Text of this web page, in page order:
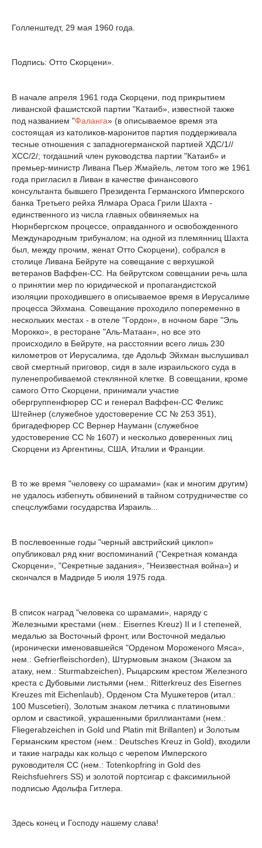
Голленштедт, 29 мая 1960 года.
Подпись: Отто Скорцени».
В начале апреля 1961 года Скорцени, под прикрытием
ливанской фашистской партии "Катаиб», известной также
под названием "Фаланга» (в описываемое время эта
состоящая из католиков-маронитов партия поддерживала
тесные отношения с западногерманской партией ХДС/1//
ХСС/2/; тогдашний член руководства партии "Катаиб» и
премьер-министр Ливана Пьер Жмайель, летом того же 1961
года пригласил в Ливан в качестве финансового
консультанта бывшего Президента Германского Имперского
банка Третьего рейха Ялмара Ораса Грили Шахта -
единственного из числа главных обвиняемых на
Нюрнбергском процессе, оправданного и освобожденного
Международным трибуналом; на одной из племянниц Шахта
был, между прочим, женат Отто Скорцени), собрался в
столице Ливана Бейруте на совещание с верхушкой
ветеранов Ваффен-СС. На бейрутском совещании речь шла
о принятии мер по юридической и пропагандистской
изоляции проходившего в описываемое время в Иерусалиме
процесса Эйхмана. Совещание проходило попеременно в
нескольких местах - в отеле "Гордон», в ночном баре "Эль
Морокко», в ресторане "Аль-Матаан», но все это
происходило в Бейруте, на расстоянии всего лишь 230
километров от Иерусалима, где Адольф Эйхман выслушивал
свой смертный приговор, сидя в зале израильского суда в
пуленепробиваемой стеклянной клетке. В совещании, кроме
самого Отто Скорцени, принимали участие
обергруппенфюрер СС и генерал Ваффен-СС Феликс
Штейнер (служебное удостоверение СС № 253 351),
бригадефюрер СС Вернер Науманн (служебное
удостоверение СС № 1607) и несколько доверенных лиц
Скорцени из Аргентины, США, Италии и Франции.
В то же время "человеку со шрамами» (как и многим другим)
не удалось избегнуть обвинений в тайном сотрудничестве со
спецслужбами государства Израиль...
В послевоенные годы "черный австрийский циклоп»
опубликовал ряд книг воспоминаний ("Секретная команда
Скорцени», "Секретные задания», "Неизвестная война») и
скончался в Мадриде 5 июля 1975 года.
В список наград "человека со шрамами», наряду с
Железными крестами (нем.: Eisernes Kreuz) II и I степеней,
медалью за Восточный фронт, или Восточной медалью
(иронически именовавшейся "Орденом Мороженого Мяса»,
нем.: Gefrierfleischorden), Штурмовым знаком (Знаком за
атаку, нем.: Sturmabzeichen), Рыцарским крестом Железного
креста с Дубовыми листьями (нем.: Ritterkreuz des Eisernes
Kreuzes mit Eichenlaub), Орденом Ста Мушкетеров (итал.:
100 Muscetieri), Золотым знаком летчика с платиновыми
орлом и свастикой, украшенными бриллиантами (нем.:
Fliegerabzeichen in Gold und Platin mit Brillanten) и Золотым
Германским крестом (нем.: Deutsches Kreuz in Gold), входили
и такие награды как кольцо с черепом Имперского
руководителя СС (нем.: Totenkopfring in Gold des
Reichsfuehrers SS) и золотой портсигар с факсимильной
подписью Адольфа Гитлера.
Здесь конец и Господу нашему слава!